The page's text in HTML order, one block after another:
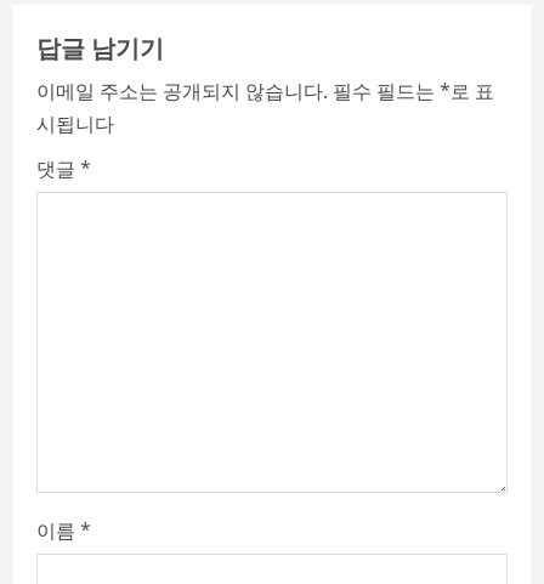
u
e
R
g
답글 남기기
이메일 주소는 공개되지 않습니다. 필수 필드는 *로 표
시됩니다
댓글 *
이름 *